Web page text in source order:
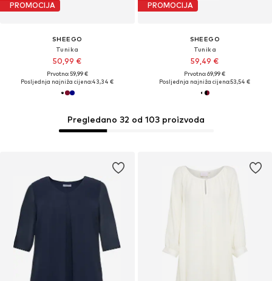
PROMOCIJA
SHEEGO
Tunika
50,99 €
Prvotno: 59,99 €
Posljednja najniža cijena:43,34 €
Pregledano 32 od 103 proizvoda
PROMOCIJA
SHEEGO
Tunika
59,49 €
Prvotno: 69,99 €
Posljednja najniža cijena:53,54 €